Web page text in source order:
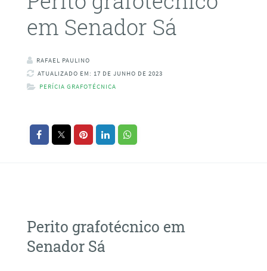
em Senador Sá
RAFAEL PAULINO
ATUALIZADO EM: 17 DE JUNHO DE 2023
PERÍCIA GRAFOTÉCNICA
Perito grafotécnico em
Senador Sá